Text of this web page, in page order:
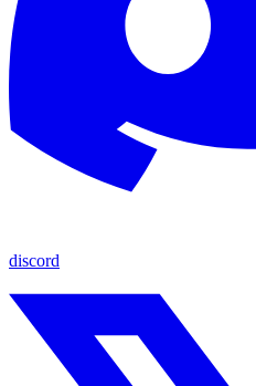
discord